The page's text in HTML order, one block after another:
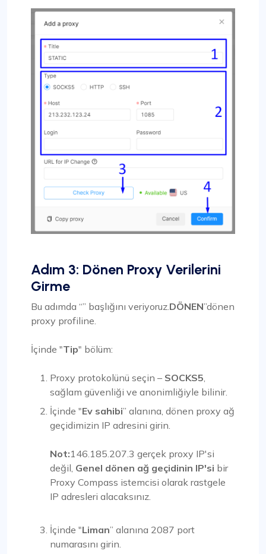
Adım 3: Dönen Proxy Verilerini
Girme
Bu adımda “” başlığını veriyoruz. DÖNEN”dönen
proxy profiline.
İçinde "Tip" bölüm:
Proxy protokolünü seçin – SOCKS5
sağlam güvenliği ve anonimliğiyle bilinir.
İçinde "Ev sahibi” alanına, dönen proxy ağ
geçidimizin IP adresini girin.
Not:146.185.207.3 gerçek proxy IP'si
değil, Genel dönen ağ geçidinin IP'si bir
Proxy Compass istemcisi olarak rastgele
IP adresleri alacaksınız.
İçinde "Liman” alanına 2087 port
numarasını girin.